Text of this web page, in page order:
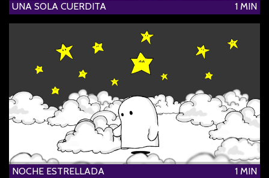
UNA SOLA CUERDITA 1 MIN
NOCHE ESTRELLADA 1 MIN